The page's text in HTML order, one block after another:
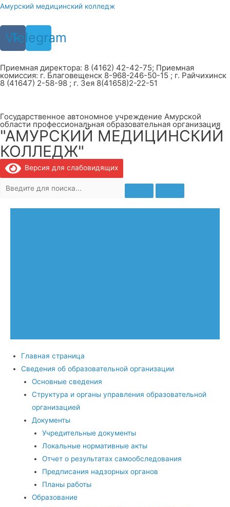
Перейти
содержимому
Амурский медицинский колледж
Vk
Telegram
Приемная директора: 8 (4162) 42-42-75; Приемная
комиссия: г. Благовещенск 8-968-246-50-15 ; г. Райчихинск
8 (41647) 2-58-98 ; г. Зея 8(41658)2-22-51
Государственное автономное учреждение Амурской
области профессиональная образовательная организация
"АМУРСКИЙ МЕДИЦИНСКИЙ
КОЛЛЕДЖ"
Версия для слабовидящих
Главная страница
Сведения об образовательной организации
Основные сведения
Структура и органы управления образовательной
организацией
Документы
Учредительные документы
Локальные нормативные акты
Отчет о результатах самообследования
Предписания надзорных органов
Планы работы
Образование